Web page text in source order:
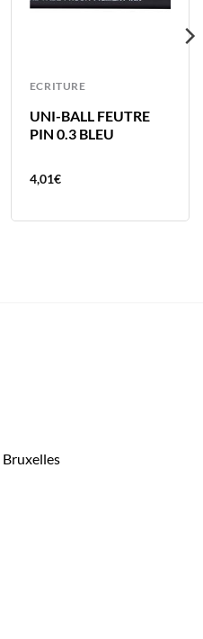
ECRITURE
UNI-BALL FEUTRE
PIN 0.3 BLEU
4,01€